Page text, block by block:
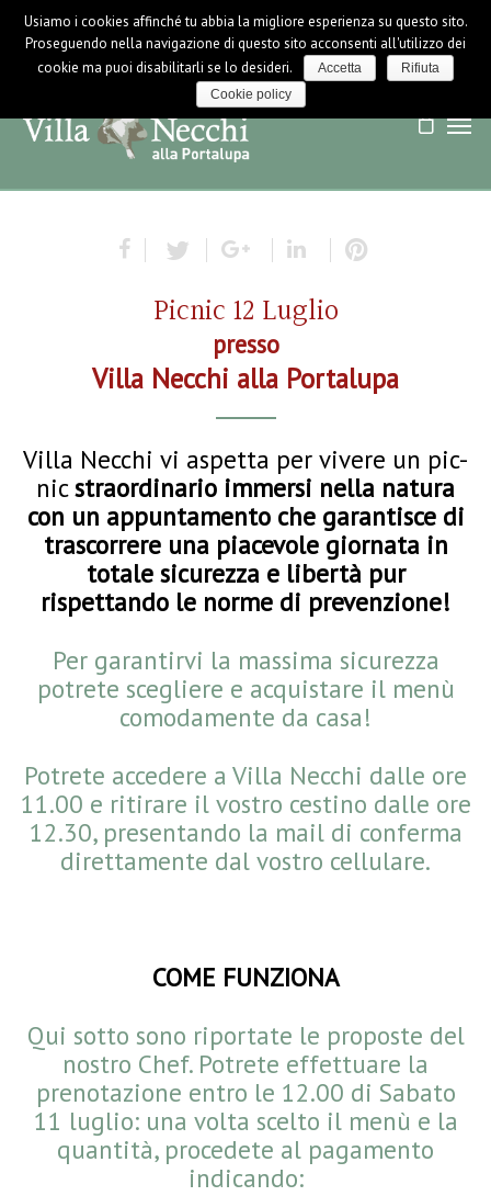
LOGIN / LOGOUT NEWS
Picnic 12 Luglio
presso
Villa Necchi alla Portalupa
Villa Necchi vi aspetta per vivere un pic-
nicstraordinario immersi nella natura
con un appuntamento che garantisce di
trascorrere una piacevole giornata in
totale sicurezza e libertà pur
rispettando le norme di prevenzione!
Per garantirvi la massima sicurezza
potrete scegliere e acquistare il menù
comodamente da casa!
Potrete accedere a Villa Necchi dalle ore
11.00 e ritirare il vostro cestino dalle ore
12.30, presentando la mail di conferma
direttamente dal vostro cellulare.
COME FUNZIONA
Qui sotto sono riportate le proposte del
nostro Chef. Potrete effettuare la
prenotazione entro le 12.00 di Sabato
11 luglio: una volta scelto il menù e la
quantità, procedete al pagamento
indicando:
Usiamo i cookies affinché tu abbia la migliore esperienza su questo sito.
Proseguendo nella navigazione di questo sito acconsenti all'utilizzo dei
cookie ma puoi disabilitarli se lo desideri.
Accetta
Rifiuta
Cookie policy